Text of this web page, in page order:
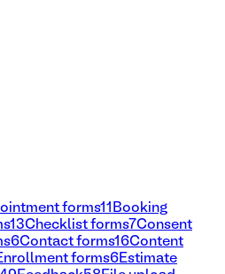
forms11 Booking
13Checklist forms7Consent
6Contact forms16Content
forms6 Estimate